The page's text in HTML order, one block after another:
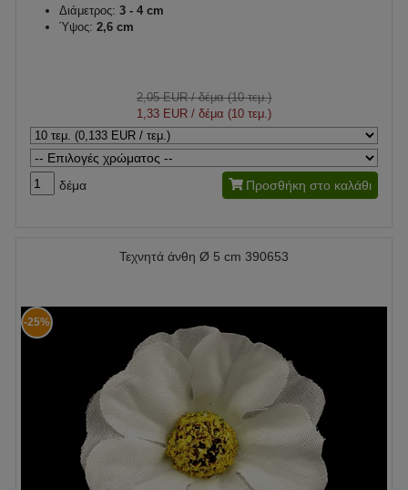
Διάμετρος: 3 - 4 cm
Ύψος: 2,6 cm
2,05 EUR/ δέμα (10 τεμ.)
1,33 EUR / δέμα (10 τεμ.)
δέμα Προσθήκη στο καλάθι
Τεχνητά άνθη Ø 5 cm 390653
-25%